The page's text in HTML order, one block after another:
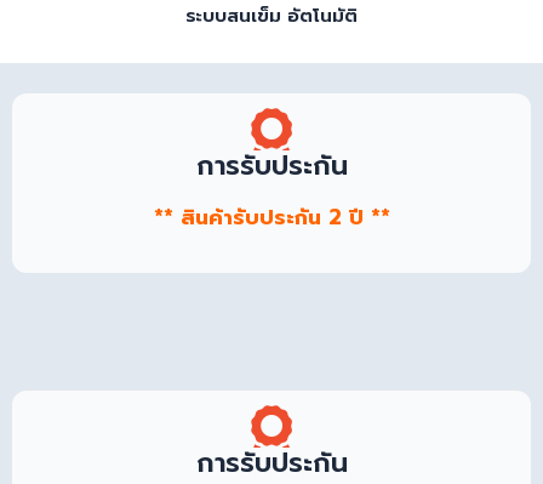
ระบบสนเข็ม อัตโนมัติ
การรับประกัน
** สินค้ารับประกัน 2 ปี **
การรับประกัน